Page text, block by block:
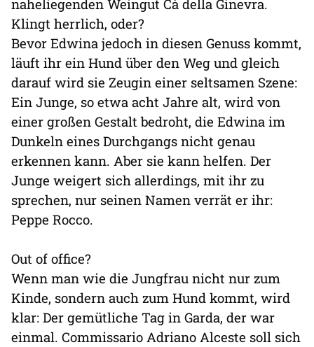
naheliegenden Weingut Cà della Ginevra.
Klingt herrlich, oder?
Bevor Edwina jedoch in diesen Genuss kommt,
läuft ihr ein Hund über den Weg und gleich
darauf wird sie Zeugin einer seltsamen Szene:
Ein Junge, so etwa acht Jahre alt, wird von
einer großen Gestalt bedroht, die Edwina im
Dunkeln eines Durchgangs nicht genau
erkennen kann. Aber sie kann helfen. Der
Junge weigert sich allerdings, mit ihr zu
sprechen, nur seinen Namen verrät er ihr:
Peppe Rocco.
Out of office?
Wenn man wie die Jungfrau nicht nur zum
Kinde, sondern auch zum Hund kommt, wird
klar: Der gemütliche Tag in Garda, der war
einmal. Commissario Adriano Alceste soll sich